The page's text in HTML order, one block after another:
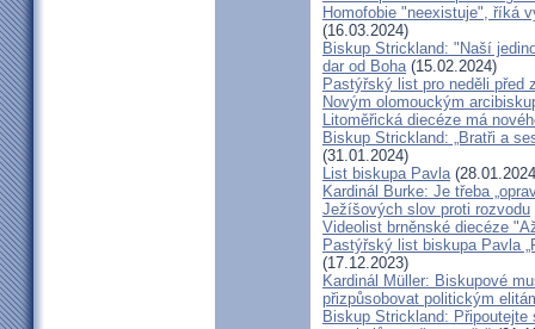
Homofobie "neexistuje", říká
(16.03.2024)
Biskup Strickland: "Naší
dar od Boha(15.02.2024)
Pastýřský list pro neděli před
Novým olomouckým
Litoměřická diecéze má
Biskup Strickland: „Bratři a
(31.01.2024)
List biskupa Pavla
Kardinál Burke: Je třeba
Ježíšových slov proti rozvodu
Videolist brněnské diecéze
Pastýřský list biskupa Pavla
(17.12.2023)
Kardinál Müller: Biskupové
přizpůsobovat politickým
Biskup Strickland: